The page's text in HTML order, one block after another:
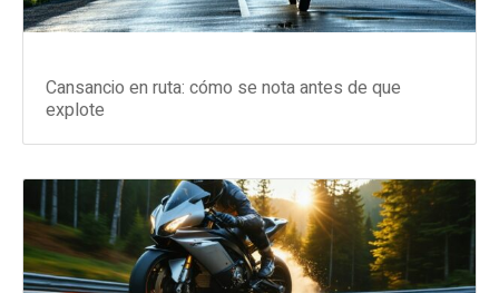
Cansancio en ruta: cómo se nota antes de que
explote